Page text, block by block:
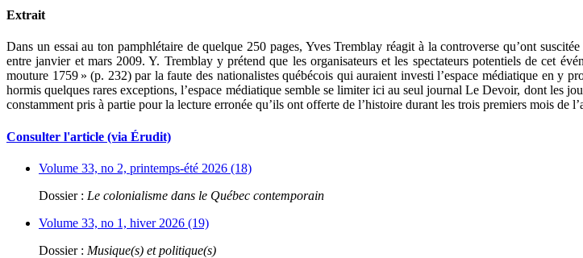
Extrait
Dans un essai au ton pamphlétaire de quelque 250 pages, Yves Tremblay réagit à la controverse qu’ont
entre janvier et mars 2009. Y. Tremblay y prétend que les organisateurs et les spectateurs potentiels de cet
mouture 1759 » (p. 232) par la faute des nationalistes québécois qui auraient investi l’espace médiatique en y
hormis quelques rares exceptions, l’espace médiatique semble se limiter ici au seul journal Le Devoir, dont
constamment pris à partie pour la lecture erronée qu’ils ont offerte de l’histoire durant les trois premiers mois de
Consulter l'article (via Érudit)
Volume 33, no 2, printemps-été 2026 (18)
Dossier : Le colonialisme dans le Québec contemporain
Volume 33, no 1, hiver 2026 (19)
Dossier : Musique(s) et politique(s)